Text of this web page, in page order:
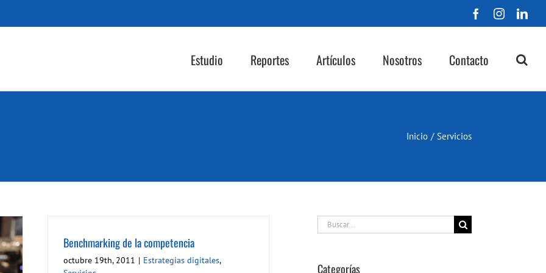
Facebook
Estudio Reportes Artículos Nosotros Contacto
Inicio / Servicios
Benchmarking de la competencia
octubre 19th, 2011 | Estrategias digitales,
Buscar:
Categorías